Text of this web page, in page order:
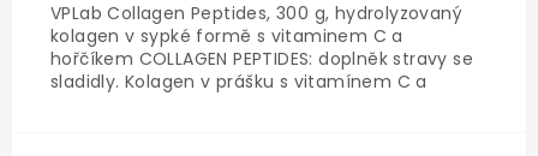
VPLab Collagen Peptides, 300 g, hydrolyzovaný
kolagen v sypké formě s vitaminem C a
hořčíkem COLLAGEN PEPTIDES: doplněk stravy se
sladidly. Kolagen v prášku s vitamínem C a